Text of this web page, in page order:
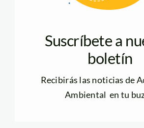
Suscríbete a
boletín
Recibirás las noticias de
Ambiental en tu